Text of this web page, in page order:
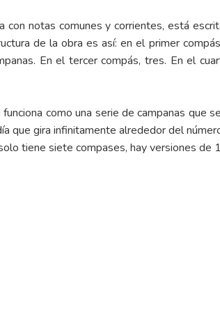
notas comunes y corrientes, está
de la obra es así: en el primer
En el tercer compás, tres. En el
como una serie de campanas que
que gira infinitamente alrededor del
tiene siete compases, hay versiones de